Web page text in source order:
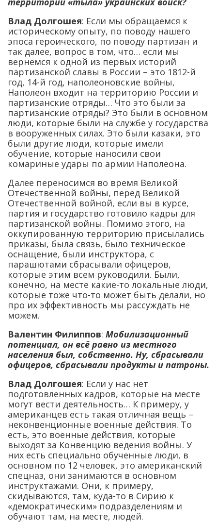
Влад Долгошея: Если мы обращаемся к
историческому опыту, по поводу нашего
эпоса героического, по поводу партизан и
так далее, вопрос в том, что… если мы
вернемся к одной из первых историй
партизанской славы в России – это 1812-й
год, 14-й год, наполеоновские войны,
Наполеон входит на территорию России и
партизанские отряды… Что это были за
партизанские отряды? Это были в основном
люди, которые были на службе у государства
в вооруженных силах. Это были казаки, это
были другие люди, которые имели
обучение, которые наносили свои
комариные удары по армии Наполеона.
Далее переносимся во время Великой
Отечественной войны, перед Великой
Отечественной войной, если вы в курсе,
партия и государство готовило кадры для
партизанской войны. Помимо этого, на
оккупированную территорию присылались
приказы, была связь, было техническое
оснащение, были инструктора, с
парашютами сбрасывали офицеров,
которые этим всем руководили. Были,
конечно, на месте какие-то локальные люди,
которые тоже что-то может быть делали, но
про их эффективность мы рассуждать не
можем.
Валентин Филиппов: Мобилизационный
потенциал, он всё равно из местного
населения был, собственно. Ну, сбрасывали
офицеров, сбрасывали продукты и патроны.
Влад Долгошея: Если у нас нет
подготовленных кадров, которые на месте
могут вести деятельность… К примеру, у
американцев есть такая отличная вещь –
неконвенционные военные действия. То
есть, это военные действия, которые
выходят за Конвенцию ведения войны. У
них есть специально обученные люди, в
основном по 12 человек, это американский
спецназ, они занимаются в основном
инструктажами. Они, к примеру,
скидываются, там, куда-то в Сирию к
«демократическим» подразделениям и
обучают там, на месте, людей.